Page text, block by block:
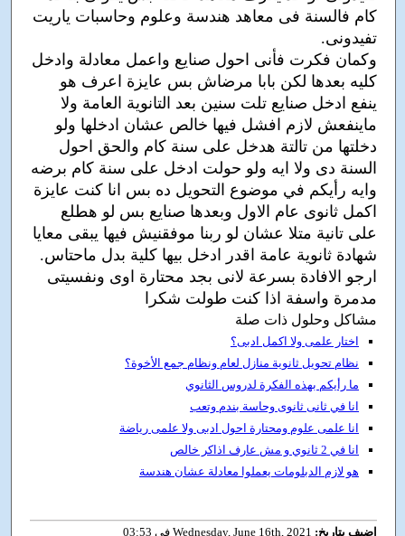
كام فالسنة فى معاهد هندسة وعلوم وحاسبات ياريت
تفيدونى.
وكمان فكرت فأنى احول صنايع واعمل معادلة وادخل
كليه بعدها لكن بابا مرضاش بس عايزة اعرف هو
ينفع ادخل صنايع تلت سنين بعد التانوية العامة ولا
ماينفعش لازم افشل فيها خالص عشان ادخلها ولو
دخلتها من تالتة هدخل على سنة كام والحق احول
السنة دى ولا ايه ولو حولت ادخل على سنة كام برضه
وايه رأيكم في موضوع التحويل ده بس انا كنت عايزة
اكمل ثانوى عام الاول وبعدها صنايع بس لو هطلع
على تانية متلا عشان لو ربنا موفقنيش فيها يبقى معايا
شهادة ثانوية عامة اقدر ادخل بيها كلية بدل ماحتاس.
ارجو الافادة بسرعة لانى بجد محتارة اوى ونفسيتى
مدمرة واسفة اذا كنت طولت شكرا
مشاكل وحلول ذات صلة
اختار علمى ولا اكمل ادبى؟
نظام تحويل ثانوية منازل لعام ونظام جمع الأخوة؟
ما رأيكم بهذه الفكرة لدروس الثانوي
انا في ثانى ثانوى وحاسة بندم وتعب
انا علمى علوم ومحتارة احول ادبى ولا علمى رياضة
انا في 2 ثانوي و مش عارف اذاكر خالص
هو لازم الدبلومات يعملوا معادلة عشان هندسة
اضيف بتاريخ: